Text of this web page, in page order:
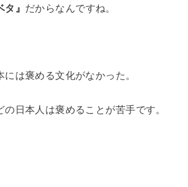
タ』 だからなんですね。
は褒める文化がなかった。
の日本人は褒めることが苦手です。